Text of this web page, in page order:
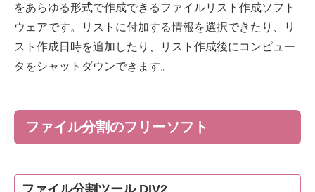
をあらゆる形式で作成できるファイルリスト作成ソフト
ウェアです。リストに付加する情報を選択できたり、リ
スト作成日時を追加したり、リスト作成後にコンピュー
タをシャットダウンできます。
ファイル分割のフリーソフト
ファイル分割ツール DIV2